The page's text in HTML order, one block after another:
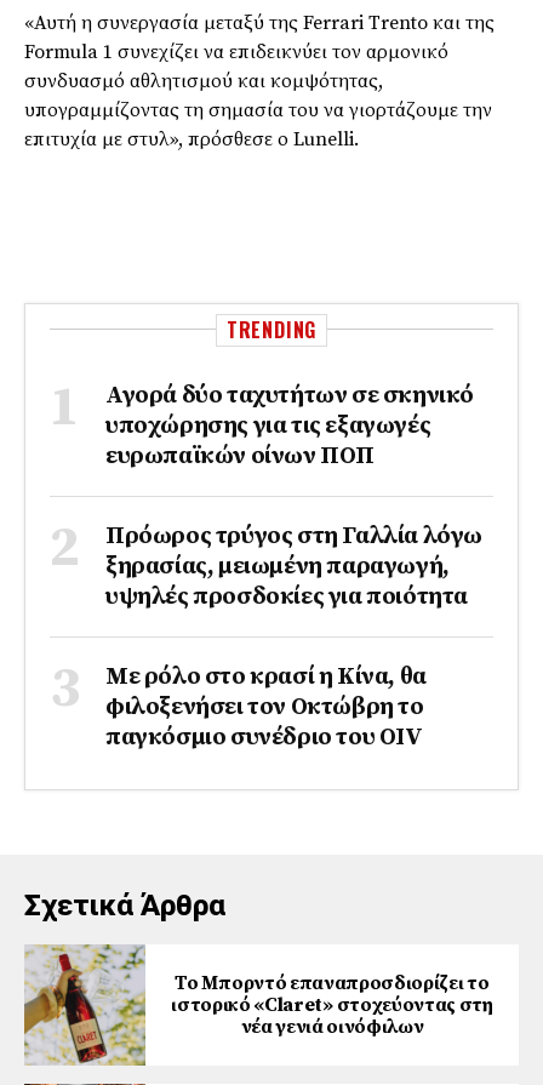
«Αυτή η συνεργασία μεταξύ της Ferrari Trento και της
Formula 1 συνεχίζει να επιδεικνύει τον αρμονικό
συνδυασμό αθλητισμού και κομψότητας,
υπογραμμίζοντας τη σημασία του να γιορτάζουμε την
επιτυχία με στυλ», πρόσθεσε ο Lunelli.
TRENDING
Αγορά δύο ταχυτήτων σε σκηνικό
υποχώρησης για τις εξαγωγές
ευρωπαϊκών οίνων ΠΟΠ
Πρόωρος τρύγος στη Γαλλία λόγω
ξηρασίας, μειωμένη παραγωγή,
υψηλές προσδοκίες για ποιότητα
Με ρόλο στο κρασί η Κίνα, θα
φιλοξενήσει τον Οκτώβρη το
παγκόσμιο συνέδριο του ΟΙV
Σχετικά Άρθρα
Το Μπορντό επαναπροσδιορίζει το
ιστορικό «Claret» στοχεύοντας στη
νέα γενιά οινόφιλων